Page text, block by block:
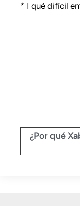
* I què difícil
¿Por qué